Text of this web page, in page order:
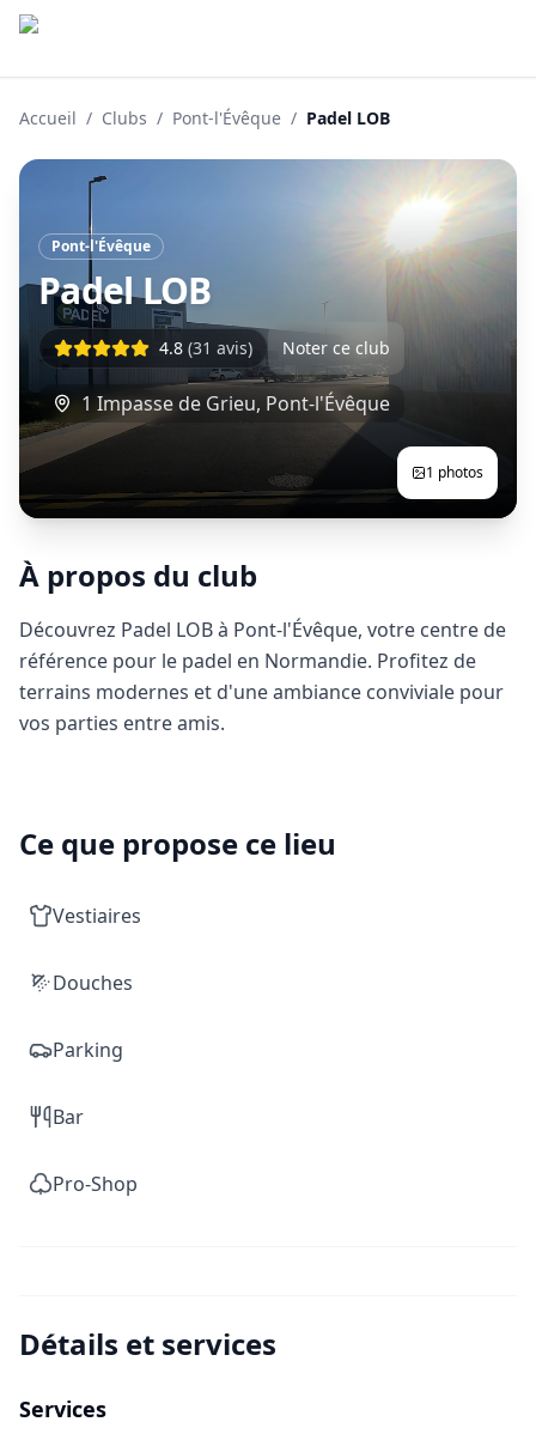
Accueil / Clubs / Pont-l'Évêque / Padel LOB
Pont-l'Évêque
Padel LOB
4.8 (31 avis) Noter ce club
1 Impasse de Grieu, Pont-l'Évêque
1 photos
À propos du club
Découvrez Padel LOB à Pont-l'Évêque, votre centre de
référence pour le padel en Normandie. Profitez de
terrains modernes et d'une ambiance conviviale pour
vos parties entre amis.
Ce que propose ce lieu
Vestiaires
Douches
Parking
Bar
Pro-Shop
Détails et services
Services